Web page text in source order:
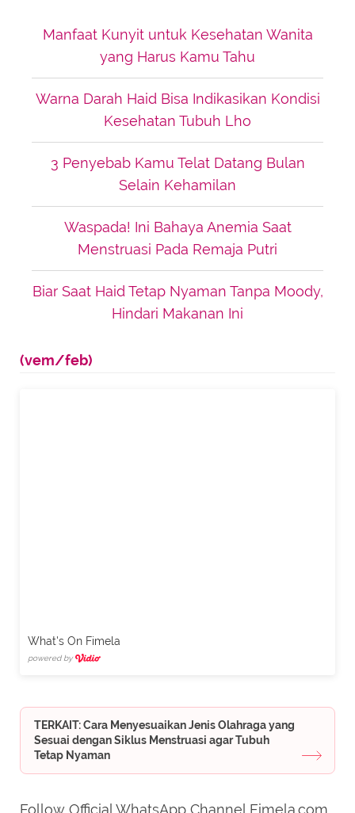
Manfaat Kunyit untuk Kesehatan Wanita
yang Harus Kamu Tahu
Warna Darah Haid Bisa Indikasikan Kondisi
Kesehatan Tubuh Lho
3 Penyebab Kamu Telat Datang Bulan
Selain Kehamilan
Waspada! Ini Bahaya Anemia Saat
Menstruasi Pada Remaja Putri
Biar Saat Haid Tetap Nyaman Tanpa Moody,
Hindari Makanan Ini
(vem/feb)
What's On Fimela
powered by
TERKAIT: Cara Menyesuaikan Jenis Olahraga yang
Sesuai dengan Siklus Menstruasi agar Tubuh
Tetap Nyaman
Follow Official WhatsApp Channel Fimela.com